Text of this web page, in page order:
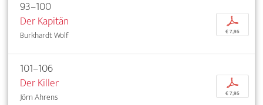
93–100
Der Kapitän
Burkhardt Wolf
p
€ 7,95
101–106
Der Killer
Jörn Ahrens
p
€ 7,95